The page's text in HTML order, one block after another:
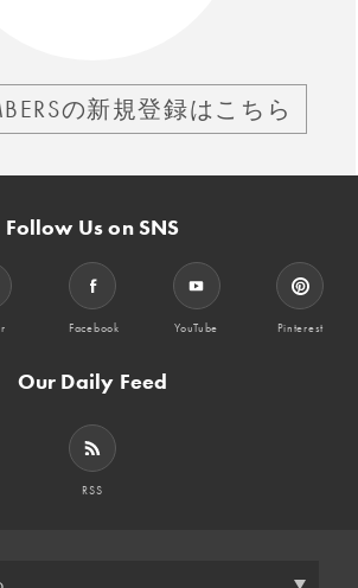
の新規登録はこちら
Follow Us on SNS
Facebook YouTube Pinterest
Our Daily Feed
RSS